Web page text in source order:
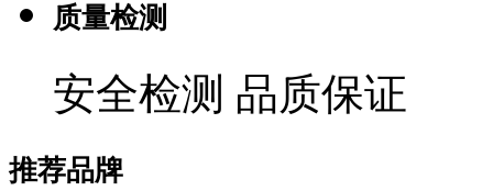
质量检测
安全检测 品质保证
推荐品牌